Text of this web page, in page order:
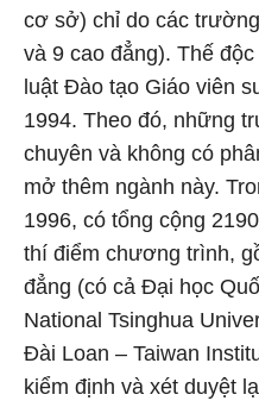
cơ sở) chỉ do các
và 9 cao đẳng). Thế
luật Đào tạo Giáo viên
1994. Theo đó, những
chuyên và không có
mở thêm ngành này.
1996, có tổng cộng
thí điểm chương trình,
đẳng (có cả Đại học
National Tsinghua
Đài Loan – Taiwan
kiểm định và xét duyệt